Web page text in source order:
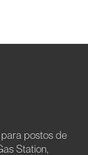
postos de
Station,